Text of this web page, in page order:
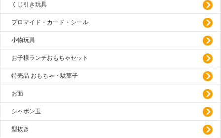
くじ引き玩具
プロマイド・カード・シール
小物玩具
お子様ランチおもちゃセット
特売品 おもちゃ・駄菓子
お面
シャボン玉
型抜き